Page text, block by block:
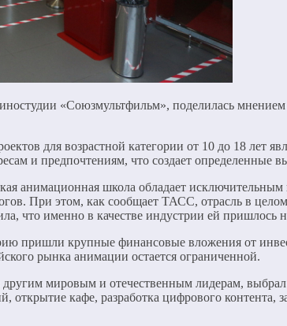
«Союзмультфильм», поделилась
для возрастной категории от 10 до 18 лет
и предпочтениям, что создает определенные
анимационная школа обладает
При этом, как сообщает ТАСС, отрасль в
что именно в качестве индустрии ей пришлось
пришли крупные финансовые вложения от
рынка анимации остается ограниченной.
мировым и отечественным лидерам,
открытие кафе, разработка цифрового